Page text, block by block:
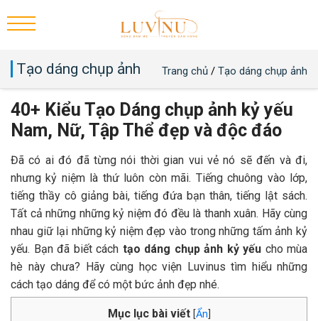
Tạo dáng chụp ảnh Trang chủ / Tạo dáng chụp ảnh
40+ Kiểu Tạo Dáng chụp ảnh kỷ yếu
Nam, Nữ, Tập Thể đẹp và độc đáo
Đã có ai đó đã từng nói thời gian vui vẻ nó sẽ đến và đi,
nhưng kỷ niệm là thứ luôn còn mãi. Tiếng chuông vào lớp,
tiếng thầy cô giảng bài, tiếng đứa bạn thân, tiếng lật sách.
Tất cả những những kỷ niệm đó đều là thanh xuân. Hãy cùng
nhau giữ lại những kỷ niệm đẹp vào trong những tấm ảnh kỷ
yếu. Bạn đã biết cách tạo dáng chụp ảnh kỷ yếu cho mùa
hè này chưa? Hãy cùng học viện Luvinus tìm hiểu những
cách tạo dáng để có một bức ảnh đẹp nhé.
Mục lục bài viết [Ẩn